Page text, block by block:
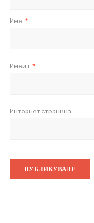
Име *
Имейл *
Интернет страница